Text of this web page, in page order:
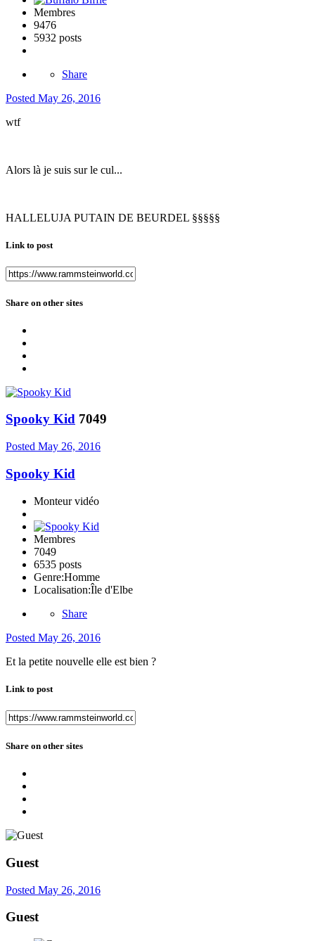
Membres
9476
5932 posts
Share
Posted May 26, 2016
wtf
Alors là je suis sur le cul...
HALLELUJA PUTAIN DE BEURDEL §§§§§
Link to post
Share on other sites
Spooky Kid 7049
Posted May 26, 2016
Spooky Kid
Monteur vidéo
Membres
7049
6535 posts
Genre:Homme
Localisation:Île d'Elbe
Share
Posted May 26, 2016
Et la petite nouvelle elle est bien ?
Link to post
Share on other sites
Guest
Posted May 26, 2016
Guest